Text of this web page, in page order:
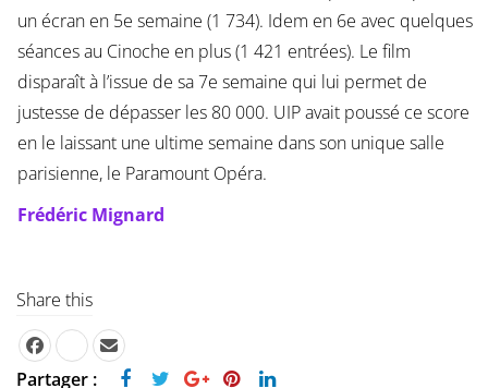
un écran en 5e semaine (1 734). Idem en 6e avec quelques
séances au Cinoche en plus (1 421 entrées). Le film
disparaît à l’issue de sa 7e semaine qui lui permet de
justesse de dépasser les 80 000. UIP avait poussé ce score
en le laissant une ultime semaine dans son unique salle
parisienne, le Paramount Opéra.
Frédéric Mignard
Share this
Partager :